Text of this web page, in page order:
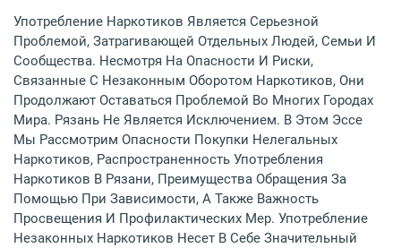
Употребление Наркотиков Является Серьезной
Проблемой, Затрагивающей Отдельных Людей, Семьи И
Сообщества. Несмотря На Опасности И Риски,
Связанные С Незаконным Оборотом Наркотиков, Они
Продолжают Оставаться Проблемой Во Многих Городах
Мира. Рязань Не Является Исключением. В Этом Эссе
Мы Рассмотрим Опасности Покупки Нелегальных
Наркотиков, Распространенность Употребления
Наркотиков В Рязани, Преимущества Обращения За
Помощью При Зависимости, А Также Важность
Просвещения И Профилактических Мер. Употребление
Незаконных Наркотиков Несет В Себе Значительный